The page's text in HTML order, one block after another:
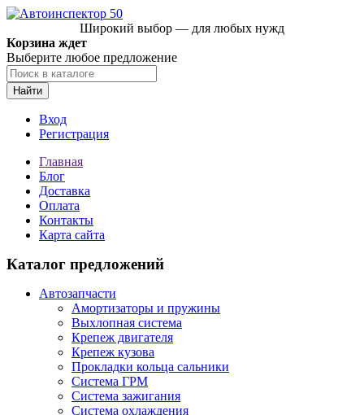
Широкий выбор — для любых нужд
Корзина ждет
Выберите любое предложение
Найти
Вход
Регистрация
Главная
Блог
Доставка
Оплата
Контакты
Карта сайта
Каталог предложений
Автозапчасти
Амортизаторы и пружины
Выхлопная система
Крепеж двигателя
Крепеж кузова
Прокладки кольца сальники
Система ГРМ
Система зажигания
Система охлаждения